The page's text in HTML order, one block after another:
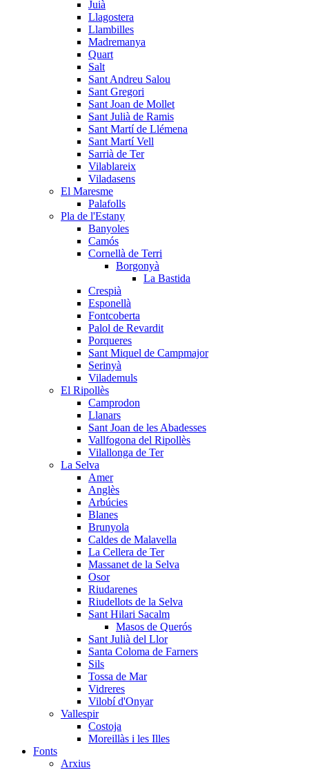
Juià
Llagostera
Llambilles
Madremanya
Quart
Salt
Sant Andreu Salou
Sant Gregori
Sant Joan de Mollet
Sant Julià de Ramis
Sant Martí de Llémena
Sant Martí Vell
Sarrià de Ter
Vilablareix
Viladasens
El Maresme
Palafolls
Pla de l'Estany
Banyoles
Camós
Cornellà de Terri
Borgonyà
La Bastida
Crespià
Esponellà
Fontcoberta
Palol de Revardit
Porqueres
Sant Miquel de Campmajor
Serinyà
Vilademuls
El Ripollès
Camprodon
Llanars
Sant Joan de les Abadesses
Vallfogona del Ripollès
Vilallonga de Ter
La Selva
Amer
Anglès
Arbúcies
Blanes
Brunyola
Caldes de Malavella
La Cellera de Ter
Massanet de la Selva
Osor
Riudarenes
Riudellots de la Selva
Sant Hilari Sacalm
Masos de Querós
Sant Julià del Llor
Santa Coloma de Farners
Sils
Tossa de Mar
Vidreres
Vilobí d'Onyar
Vallespir
Costoja
Moreillàs i les Illes
Fonts
Arxius